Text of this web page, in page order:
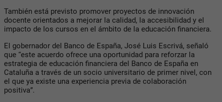
También está previsto promover proyectos de innovación
docente orientados a mejorar la calidad, la accesibilidad y el
impacto de los cursos en el ámbito de la educación financiera.
El gobernador del Banco de España, José Luis Escrivá, señaló
que “este acuerdo ofrece una oportunidad para reforzar la
estrategia de educación financiera del Banco de España en
Cataluña a través de un socio universitario de primer nivel, con
el que ya existe una experiencia previa de colaboración
positiva”.